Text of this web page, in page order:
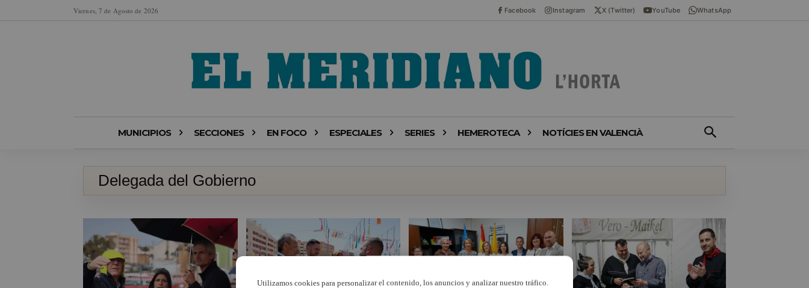
Viernes, 7 de Agosto de 2026 Facebook Instagram X (Twitter) YouTube WhatsApp
MUNICIPIOS SECCIONES EN FOCO ESPECIALES SERIES HEMEROTECA NOTÍCIES EN VALENCIÀ
Delegada del Gobierno
Utilizamos cookies para personalizar el contenido, los anuncios y analizar nuestro tráfico.